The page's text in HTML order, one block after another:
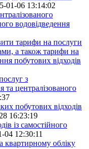
01-06 13:14:02
водовідведення
тарифи на послуги
а також тарифи на
побутових відходів
з
та централізованого
побутових відходів
16:23:19
із самостійного
04 12:30:11
квартирному обліку